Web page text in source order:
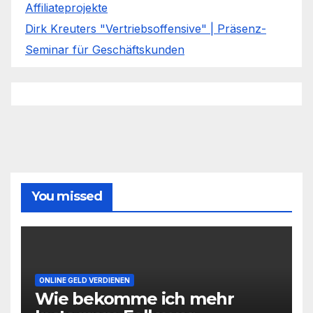
Affiliateprojekte
Dirk Kreuters "Vertriebsoffensive" | Präsenz-
Seminar für Geschäftskunden
You missed
ONLINE GELD VERDIENEN
Wie bekomme ich mehr